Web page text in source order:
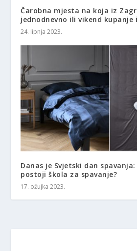
Čarobna mjesta na koja iz
jednodnevno ili vikend kupanje
24. lipnja 2023.
Danas je Svjetski dan
postoji škola za spavanje?
17. ožujka 2023.